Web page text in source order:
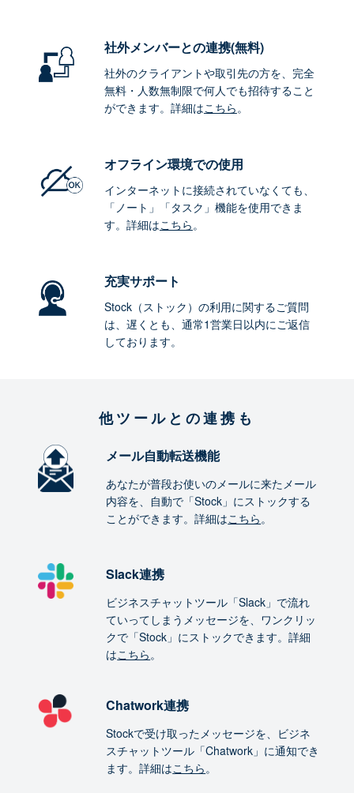
社外メンバーとの連携(無料)
社外のクライアントや取引先の方を、完全
無料・人数無制限で何人でも招待すること
ができます。詳細はこちら。
オフライン環境での使用
インターネットに接続されていなくても、
「ノート」「タスク」機能を使用できま
す。詳細はこちら。
充実サポート
Stock（ストック）の利用に関するご質問
は、遅くとも、通常1営業日以内にご返信
しております。
他ツールとの連携も
メール自動転送機能
あなたが普段お使いのメールに来たメール
内容を、自動で「Stock」にストックする
ことができます。詳細はこちら。
Slack連携
ビジネスチャットツール「Slack」で流れ
ていってしまうメッセージを、ワンクリッ
クで「Stock」にストックできます。詳細
はこちら。
Chatwork連携
Stockで受け取ったメッセージを、ビジネ
スチャットツール「Chatwork」に通知でき
ます。詳細はこちら。